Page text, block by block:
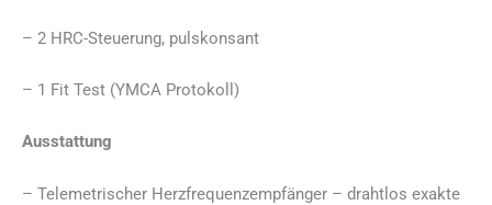
– 2 HRC-Steuerung, pulskonsant
– 1 Fit Test (YMCA Protokoll)
Ausstattung
– Telemetrischer Herzfrequenzempfänger – drahtlos exakte